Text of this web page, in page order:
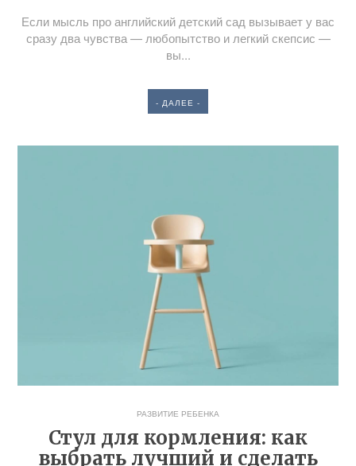
Если мысль про английский детский сад вызывает у вас
сразу два чувства — любопытство и легкий скепсис —
вы...
- ДАЛЕЕ -
РАЗВИТИЕ РЕБЕНКА
Стул для кормления: как
выбрать лучший и сделать